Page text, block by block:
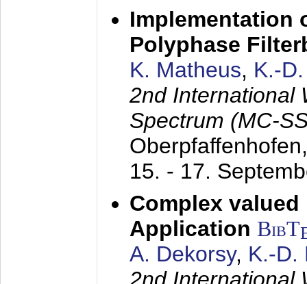
Implementation
Polyphase
K. Matheus, K.-
2nd International
Spectrum (MC-
15. - 17.
Complex valued
Application BibT
A. Dekorsy, K.-D.